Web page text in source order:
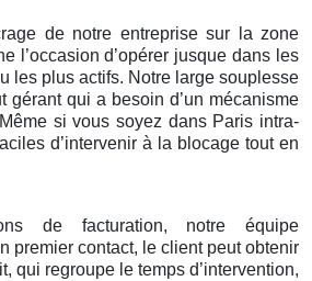
de notre entreprise sur la zone
l’occasion d’opérer jusque dans les
les plus actifs. Notre large souplesse
gérant qui a besoin d’un mécanisme
si vous soyez dans Paris intra-
d’intervenir à la blocage tout en
de facturation, notre équipe
premier contact, le client peut obtenir
qui regroupe le temps d’intervention,